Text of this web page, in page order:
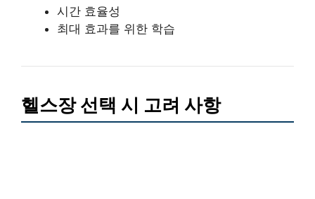
시간 효율성
최대 효과를 위한 학습
헬스장 선택 시 고려 사항